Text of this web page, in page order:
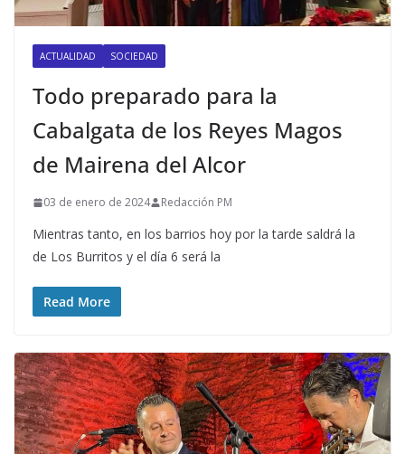
ACTUALIDAD SOCIEDAD
Todo preparado para la
Cabalgata de los Reyes Magos
de Mairena del Alcor
03 de enero de 2024 Redacción PM
Mientras tanto, en los barrios hoy por la tarde saldrá la
de Los Burritos y el día 6 será la
Read More